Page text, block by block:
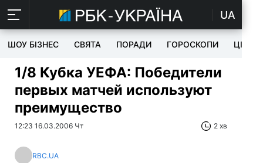
UA
ШОУ БІЗНЕС СВЯТА ПОРАДИ ГОРОСКОПИ ЦІКАВЕ
1/8 Кубка УЕФА: Победители
первых матчей используют
преимущество
12:23 16.03.2006 Чт 2 хв
RBC.UA